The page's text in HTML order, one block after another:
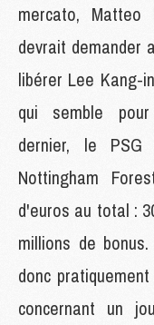
mercato,
devrait demander
libérer Lee Kang-
qui semble
dernier, le
Nottingham
d'euros au total :
millions de
donc
concernant un